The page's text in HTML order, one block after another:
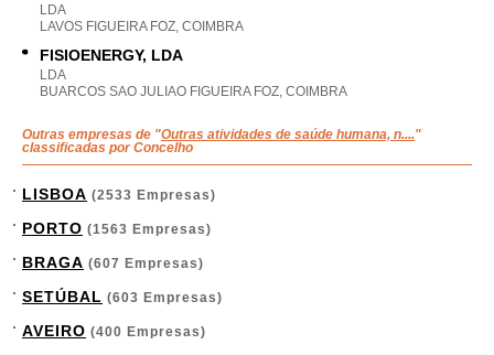
LDA
LAVOS FIGUEIRA FOZ, COIMBRA
FISIOENERGY, LDA
LDA
BUARCOS SAO JULIAO FIGUEIRA FOZ, COIMBRA
Outras empresas de "Outras atividades de saúde humana, n...."
classificadas por Concelho
LISBOA (2533 Empresas)
PORTO (1563 Empresas)
BRAGA (607 Empresas)
SETÚBAL (603 Empresas)
AVEIRO (400 Empresas)